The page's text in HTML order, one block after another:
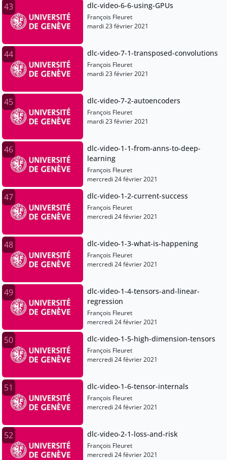
43 dlc-video-6-6-using-GPUs
François Fleuret
mardi 23 février 2021
44 dlc-video-7-1-transposed-convolutions
François Fleuret
mardi 23 février 2021
45 dlc-video-7-2-autoencoders
François Fleuret
mardi 23 février 2021
46
dlc-video-1-1-from-anns-to-deep-
learning
François Fleuret
mercredi 24 février 2021
47 dlc-video-1-2-current-success
François Fleuret
mercredi 24 février 2021
48 dlc-video-1-3-what-is-happening
François Fleuret
mercredi 24 février 2021
49
dlc-video-1-4-tensors-and-linear-
regression
François Fleuret
mercredi 24 février 2021
50 dlc-video-1-5-high-dimension-tensors
François Fleuret
mercredi 24 février 2021
51 dlc-video-1-6-tensor-internals
François Fleuret
mercredi 24 février 2021
52 dlc-video-2-1-loss-and-risk
François Fleuret
mercredi 24 février 2021